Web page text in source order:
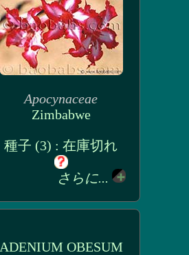
Apocynaceae
Zimbabwe
種子 (3) : 在庫切れ
さらに...
ADENIUM OBESUM